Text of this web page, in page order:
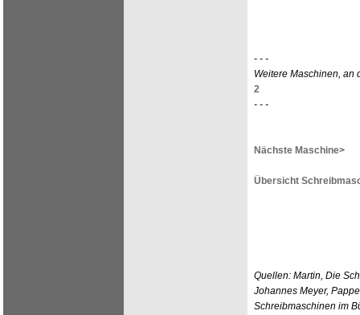
- - -
Weitere Maschinen, an
2
- - -
Nächste Maschine>
Übersicht
Quellen: Martin, Die
Johannes Meyer,
Schreibmaschinen im